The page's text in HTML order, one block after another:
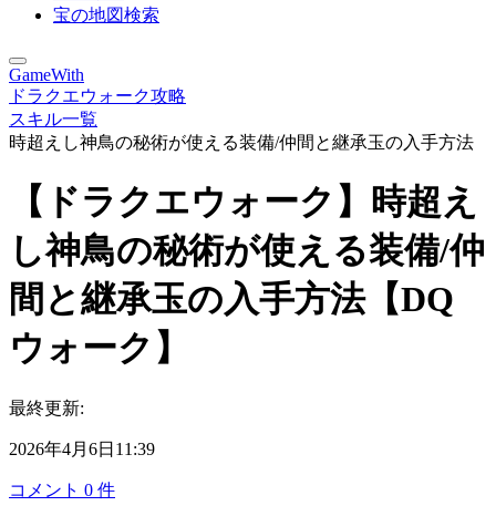
宝の地図検索
GameWith
ドラクエウォーク攻略
スキル一覧
時超えし神鳥の秘術が使える装備/仲間と継承玉の入手方法
【ドラクエウォーク】時超え
し神鳥の秘術が使える装備/仲
間と継承玉の入手方法【DQ
ウォーク】
最終更新:
2026年4月6日11:39
コメント 0 件